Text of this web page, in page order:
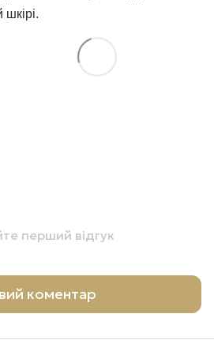
перший відгук
коментар